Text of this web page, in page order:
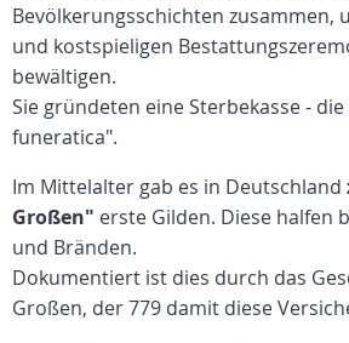
Bevölkerungsschichten zusammen,
und kostspieligen
bewältigen.
Sie gründeten eine Sterbekasse - die
funeratica".
Im Mittelalter gab es in Deutschland
Großen" erste Gilden. Diese halfen
und Bränden.
Dokumentiert ist dies durch das
Großen, der 779 damit diese